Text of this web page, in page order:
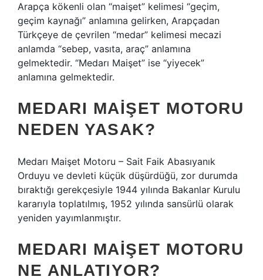
Arapça kökenli olan “maişet” kelimesi “geçim,
geçim kaynağı” anlamına gelirken, Arapçadan
Türkçeye de çevrilen “medar” kelimesi mecazi
anlamda “sebep, vasıta, araç” anlamına
gelmektedir. “Medarı Maişet” ise “yiyecek”
anlamına gelmektedir.
MEDARI MAIŞET MOTORU
NEDEN YASAK?
Medarı Maişet Motoru – Sait Faik Abasıyanık
Orduyu ve devleti küçük düşürdüğü, zor durumda
bıraktığı gerekçesiyle 1944 yılında Bakanlar Kurulu
kararıyla toplatılmış, 1952 yılında sansürlü olarak
yeniden yayımlanmıştır.
MEDARI MAIŞET MOTORU
NE ANLATIYOR?